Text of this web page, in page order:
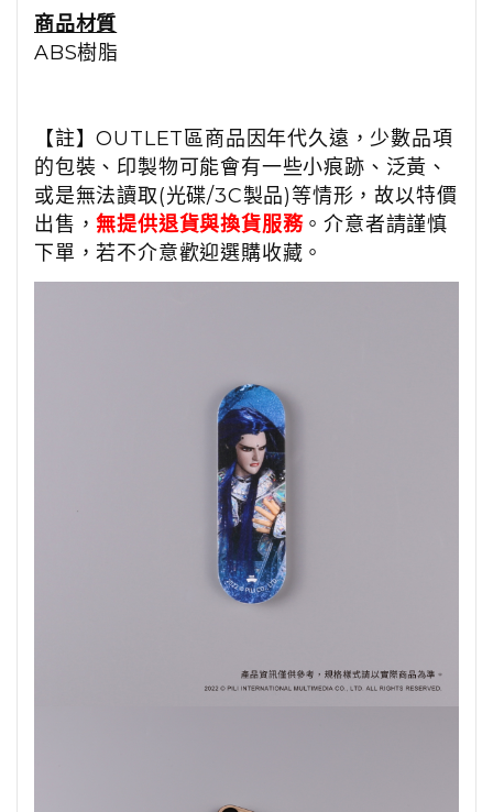
商品材質
ABS樹脂
【註】OUTLET區商品因年代久遠，少數品項
的包裝、印製物可能會有一些小痕跡、泛黃、
或是無法讀取(光碟/3C製品)等情形，故以特價
出售，無提供退貨與換貨服務。介意者請謹慎
下單，若不介意歡迎選購收藏。